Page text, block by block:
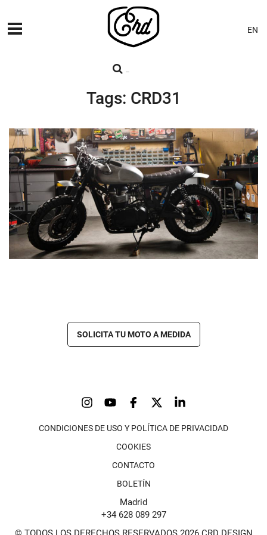
MÁQUINAS
CONTACTO
EN
Tags: CRD31
SOLICITA TU MOTO A MEDIDA
CONDICIONES DE USO Y POLÍTICA DE PRIVACIDAD
COOKIES
CONTACTO
BOLETÍN
Madrid
+34 628 089 297